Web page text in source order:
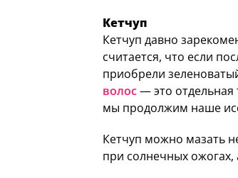
Кетчуп
Кетчуп давно
считается, что если
приобрели
волос— это отдельная
мы продолжим наше
Кетчуп можно мазать
при солнечных